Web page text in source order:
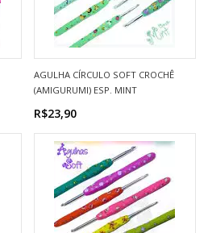
AGULHA CÍRCULO SOFT CROCHÊ
(AMIGURUMI) ESP. MINT
R$23,90